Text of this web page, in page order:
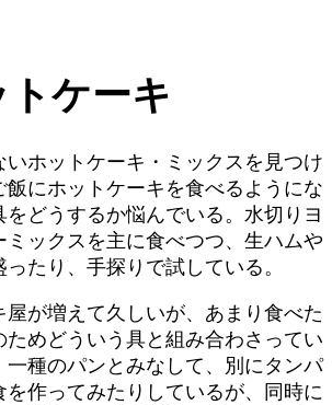
ケーキ
いホットケーキ・ミックスを見つけ
飯にホットケーキを食べるようにな
をどうするか悩んでいる。水切りヨ
ミックスを主に食べつつ、生ハムや
たり、手探りで試している。
が増えて久しいが、あまり食べた
ためどういう具と組み合わさってい
一種のパンとみなして、別にタンパ
を作ってみたりしているが、同時に